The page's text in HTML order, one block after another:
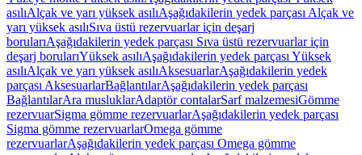
asılıAlçak ve yarı yüksek asılıAşağıdakilerin yedek parçası Alçak ve
yarı yüksek asılıSıva üstü rezervuarlar için deşarj
borularıAşağıdakilerin yedek parçası Sıva üstü rezervuarlar için
deşarj borularıYüksek asılıAşağıdakilerin yedek parçası Yüksek
asılıAlçak ve yarı yüksek asılıAksesuarlarAşağıdakilerin yedek
parçası AksesuarlarBağlantılarAşağıdakilerin yedek parçası
BağlantılarAra musluklarAdaptör contalarSarf malzemesiGömme
rezervuarSigma gömme rezervuarlarAşağıdakilerin yedek parçası
Sigma gömme rezervuarlarOmega gömme
rezervuarlarAşağıdakilerin yedek parçası Omega gömme